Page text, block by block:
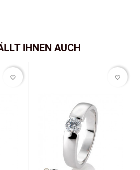
IHNEN AUCH
favorite_border favorite_border